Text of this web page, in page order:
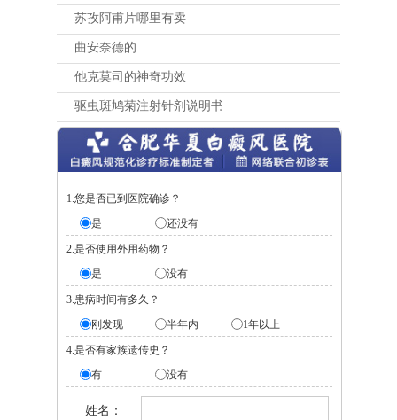
苏孜阿甫片哪里有卖
曲安奈德的
他克莫司的神奇功效
驱虫斑鸠菊注射针剂说明书
1.您是否已到医院确诊？
是
还没有
2.是否使用外用药物？
是
没有
3.患病时间有多久？
刚发现
半年内 1年以上
4.是否有家族遗传史？
有
没有
姓名：